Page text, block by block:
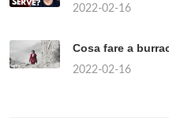
2022-02-16
Cosa fare a
2022-02-16